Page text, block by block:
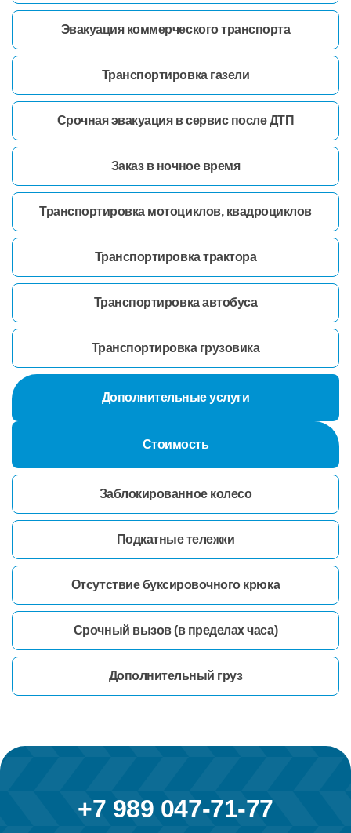
Эвакуация коммерческого транспорта
Транспортировка газели
Срочная эвакуация в сервис после ДТП
Заказ в ночное время
Транспортировка мотоциклов, квадроциклов
Транспортировка трактора
Транспортировка автобуса
Транспортировка грузовика
Дополнительные услуги
Стоимость
Заблокированное колесо
Подкатные тележки
Отсутствие буксировочного крюка
Срочный вызов (в пределах часа)
Дополнительный груз
+7 989 047-71-77